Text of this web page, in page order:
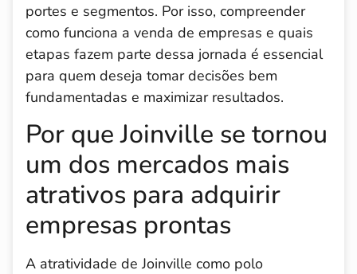
portes e segmentos. Por isso, compreender
como funciona a venda de empresas e quais
etapas fazem parte dessa jornada é essencial
para quem deseja tomar decisões bem
fundamentadas e maximizar resultados.
Por que Joinville se tornou
um dos mercados mais
atrativos para adquirir
empresas prontas
A atratividade de Joinville como polo